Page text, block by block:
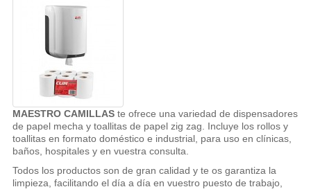
MAESTRO CAMILLASte ofrece una variedad de dispensadores
de papel mecha y toallitas de papel zig zag. Incluye los rollos y
toallitas en formato doméstico e industrial, para uso en clínicas,
baños, hospitales y en vuestra consulta.
Todos los productos son de gran calidad y te os garantiza la
limpieza, facilitando el día a día en vuestro puesto de trabajo,